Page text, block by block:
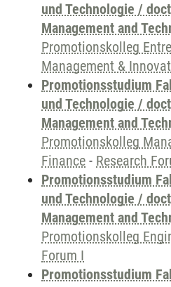
und Technologie /
Management and
Promotionskolleg
Management &
Promotionsstudium
und Technologie /
Management and
Promotionskolleg
Finance - Research
Promotionsstudium
und Technologie /
Management and
Promotionskolleg
Forum I
Promotionsstudium